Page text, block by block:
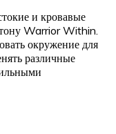
и кровавые
тону Warrior Within.
окружение для
различные